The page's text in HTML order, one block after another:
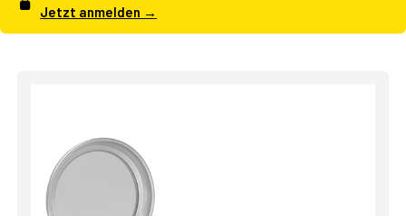
Jetzt anmelden →